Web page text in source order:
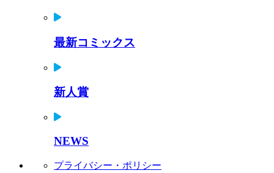
最新コミックス
新人賞
NEWS
プライバシー・ポリシー